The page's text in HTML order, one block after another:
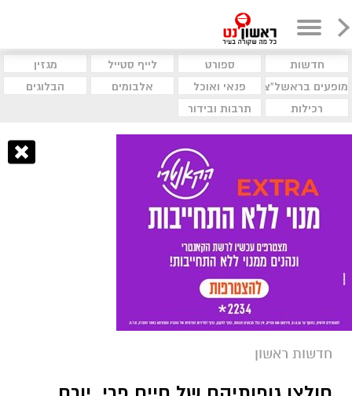
חדשות ספורט לייף סטייל
מגזין
מופעים בראשל"צ
פנאי ואוכל אלבומים
הבלוגים
רכילות
תרבות ובידור
חדשות ראשון